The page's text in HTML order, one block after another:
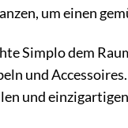
um einen
Simplo dem
und
und